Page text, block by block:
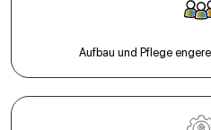
Aufbau und Pflege